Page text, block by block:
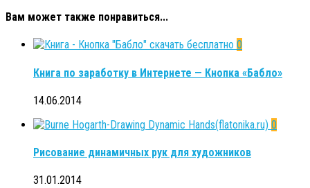
Вам может также понравиться...
0
Книга по заработку в Интернете — Кнопка «Бабло»
14.06.2014
0
Рисование динамичных рук для художников
31.01.2014